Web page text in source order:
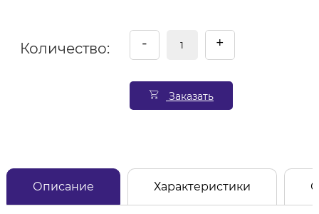
Количество: - +
Заказать
Описание Характеристики